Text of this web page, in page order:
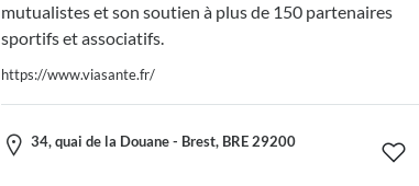
mutualistes et son soutien à plus de 150 partenaires
sportifs et associatifs.
https://www.viasante.fr/
34, quai de la Douane - Brest, BRE 29200